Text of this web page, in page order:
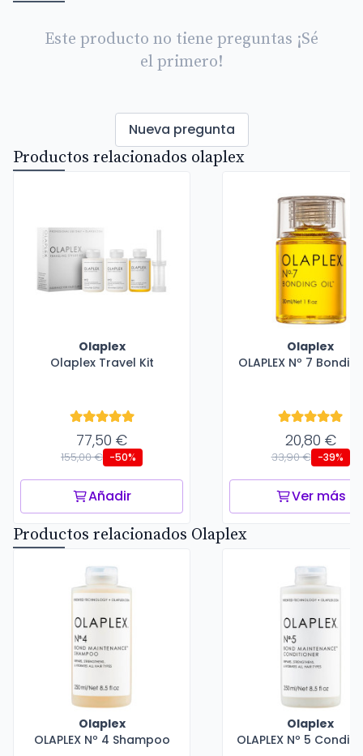
Este producto no tiene preguntas ¡Sé
el primero!
Nueva pregunta
Productos relacionados olaplex
Olaplex
Olaplex Travel Kit
77,50 €
155,00 € -50%
Añadir
Olaplex
OLAPLEX Nº 7
20,80 €
33,90 € -39%
Ver más
Productos relacionados Olaplex
Olaplex
OLAPLEX Nº 4 Shampoo
Olaplex
OLAPLEX Nº 5